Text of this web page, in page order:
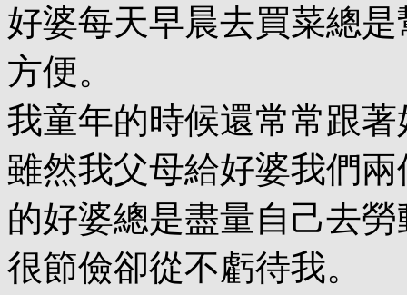
好婆每天早晨去買菜總
方便。
我童年的時候還常常跟
雖然我父母給好婆我們
的好婆總是盡量自己去
很節儉卻從不虧待我。